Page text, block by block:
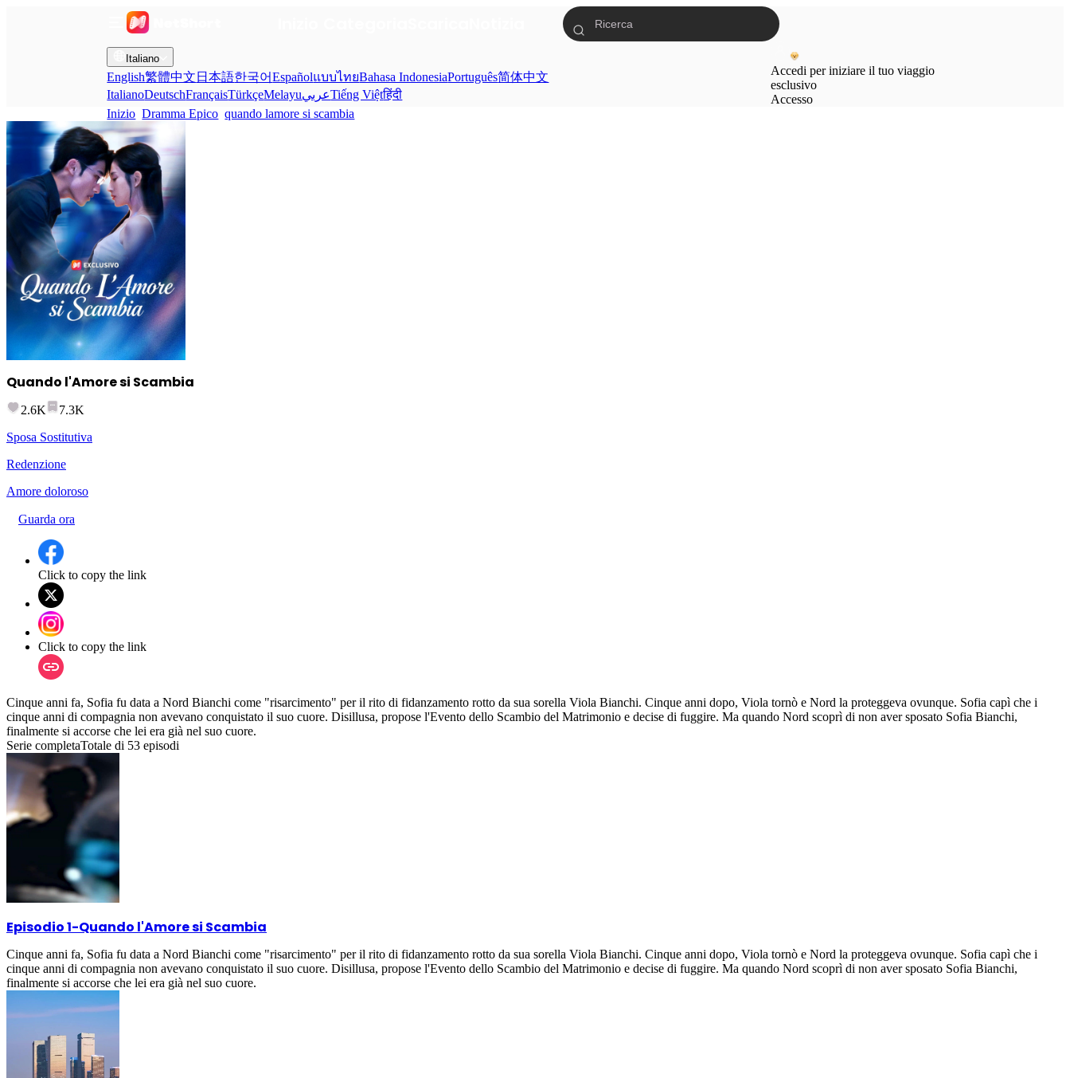
Italiano
English繁體中文 日本語한국어EspañolแบบไทยBahasa IndonesiaPortuguês简体中文
ItalianoDeutschFrançaisTürkçeMelayuعربيTiếng Việtहिंदी
Accedi per iniziare il tuo viaggio
esclusivo
Accesso
Inizio Dramma Epico quando lamore si scambia
Quando l'Amore si Scambia
2.6K
7.3K
Sposa Sostitutiva
Redenzione
Amore doloroso
Guarda ora
Click to copy the link
Click to copy the link
Cinque anni fa, Sofia fu data a Nord Bianchi come "risarcimento" per il rito di fidanzamento rotto da sua sorella Viola Bianchi. Cinque anni dopo, Viola tornò e Nord la proteggeva ovunque. Sofia capì che i
cinque anni di compagnia non avevano conquistato il suo cuore. Disillusa, propose l'Evento dello Scambio del Matrimonio e decise di fuggire. Ma quando Nord scoprì di non aver sposato Sofia Bianchi,
finalmente si accorse che lei era già nel suo cuore.
Serie completaTotale di 53 episodi
Episodio 1-Quando l'Amore si Scambia
Cinque anni fa, Sofia fu data a Nord Bianchi come "risarcimento" per il rito di fidanzamento rotto da sua sorella Viola Bianchi. Cinque anni dopo, Viola tornò e Nord la proteggeva ovunque. Sofia capì che i
cinque anni di compagnia non avevano conquistato il suo cuore. Disillusa, propose l'Evento dello Scambio del Matrimonio e decise di fuggire. Ma quando Nord scoprì di non aver sposato Sofia Bianchi,
finalmente si accorse che lei era già nel suo cuore.